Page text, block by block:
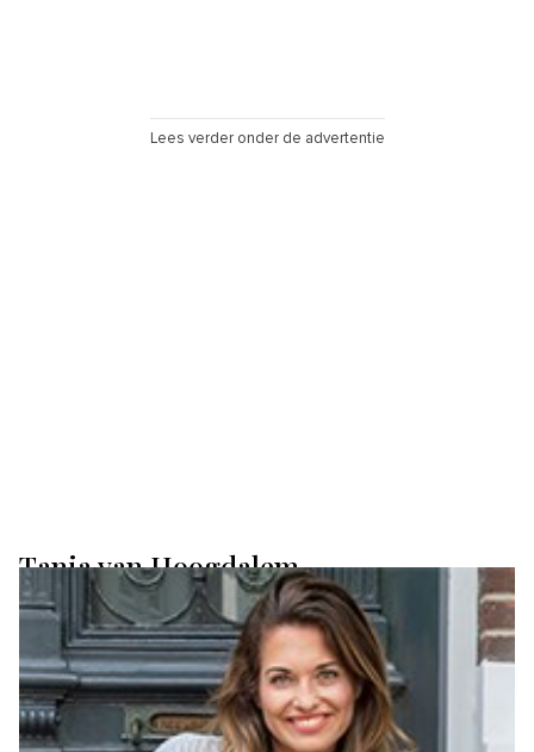
Lees verder onder de advertentie
Tanja van Hoogdalem